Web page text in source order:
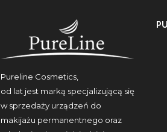
Pureline Cosmetics,
od lat jest marką specjalizującą się
w sprzedaży urządzeń do
makijażu permanentnego oraz